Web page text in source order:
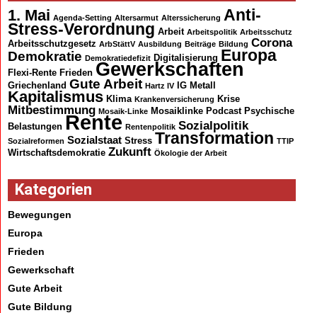
1. Mai Agenda-Setting Altersarmut Alterssicherung Anti-
Stress-Verordnung Arbeit Arbeitspolitik Arbeitsschutz
Arbeitsschutzgesetz ArbStättV Ausbildung Beiträge Bildung Corona
Demokratie Demokratiedefizit Digitalisierung Europa
Flexi-Rente Frieden Gewerkschaften
Griechenland Gute Arbeit Hartz IV IG Metall
Kapitalismus Klima Krankenversicherung Krise
Mitbestimmung Mosaik-Linke Mosaiklinke Podcast Psychische
Belastungen Rente Rentenpolitik Sozialpolitik
Sozialreformen Sozialstaat Stress Transformation TTIP
Wirtschaftsdemokratie Zukunft Ökologie der Arbeit
Kategorien
Bewegungen
Europa
Frieden
Gewerkschaft
Gute Arbeit
Gute Bildung